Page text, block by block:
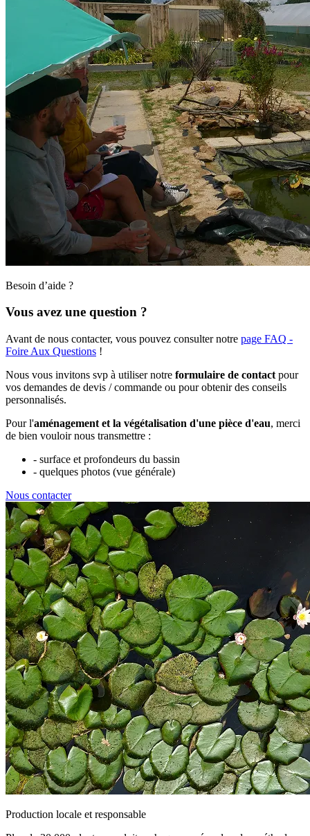
Besoin d’aide ?
Vous avez une question ?
Avant de nous contacter, vous pouvez consulter notre page FAQ -
Foire Aux Questions !
Nous vous invitons svp à utiliser notre formulaire de contact pour
vos demandes de devis / commande ou pour obtenir des conseils
personnalisés.
Pour l'aménagement et la végétalisation d'une pièce d'eau, merci
de bien vouloir nous transmettre :
- surface et profondeurs du bassin
- quelques photos (vue générale)
Nous contacter
Production locale et responsable